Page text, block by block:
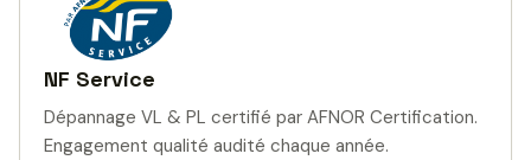
NF Service
Dépannage VL & PL certifié par AFNOR Certification.
Engagement qualité audité chaque année.